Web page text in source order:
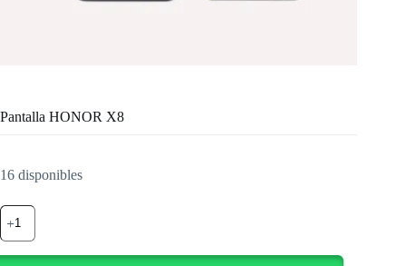
Pantalla HONOR X8
16 disponibles
Pantalla
HONOR
X8
cantidad